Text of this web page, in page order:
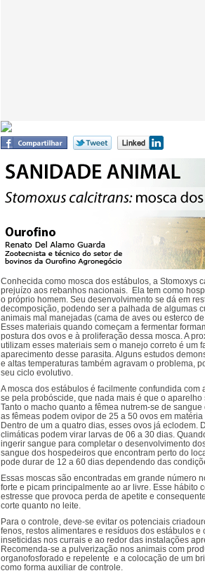
Conhecida como mosca dos estábulos, a Stomoxys
prejuízo aos rebanhos nacionais. Ela tem como
o próprio homem. Seu desenvolvimento se dá em
decomposição, podendo ser a palhada de algumas
animais mal manejadas (cama de aves ou esterco
Esses materiais quando começam a fermentar
postura dos ovos e à proliferação dessa mosca. A
utilizam esses materiais sem o manejo correto é um
aparecimento desse parasita. Alguns estudos
e altas temperaturas também agravam o problema,
seu ciclo evolutivo.
A mosca dos estábulos é facilmente confundida com
se pela probóscide, que nada mais é que o
Tanto o macho quanto a fêmea nutrem-se de
as fêmeas podem ovipor de 25 a 50 ovos em
Dentro de um a quatro dias, esses ovos já eclodem.
climáticas podem virar larvas de 06 a 30 dias.
ingerir sangue para completar o desenvolvimento
sangue dos hospedeiros que encontram perto do
pode durar de 12 a 60 dias dependendo das
Essas moscas são encontradas em grande número
forte e picam principalmente ao ar livre. Esse hábito
estresse que provoca perda de apetite e
corte quanto no leite.
Para o controle, deve-se evitar os potenciais
fenos, restos alimentares e resíduos dos estábulos e
inseticidas nos currais e ao redor das instalações
Recomenda-se a pulverização nos animais com
organofosforado e repelente e a colocação de um
como forma auxiliar de controle.